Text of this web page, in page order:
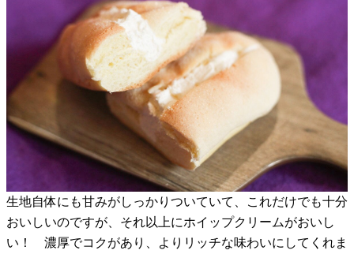
生地自体にも甘みがしっかりついていて、これだけでも十分
おいしいのですが、それ以上にホイップクリームがおいし
い！ 濃厚でコクがあり、よりリッチな味わいにしてくれま